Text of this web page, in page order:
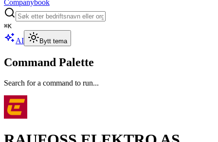
Companybook
⌘K
AI Bytt tema
Command Palette
Search for a command to run...